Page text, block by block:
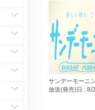
サンデーモーニ
放送(発売)日 : 8/